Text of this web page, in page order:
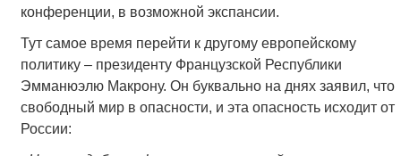
конференции, в возможной экспансии.
Тут самое время перейти к другому европейскому
политику – президенту Французской Республики
Эмманюэлю Макрону. Он буквально на днях заявил, что
свободный мир в опасности, и эта опасность исходит от
России: